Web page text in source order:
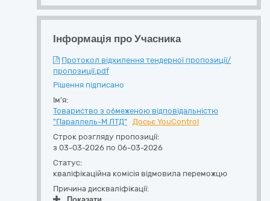
Інформація про Учасника
Протокол відхилення тендерної пропозиції/
пропозиції.pdf
Рішення підписано
Ім'я:
Товариство з обмеженою відповідальністю
"Параллель-М ЛТД"
Досьє YouControl
Строк розгляду пропозиції:
з 03-03-2026 по 06-03-2026
Статус:
кваліфікаційна комісія відмовила переможцю
Причина дискваліфікації: